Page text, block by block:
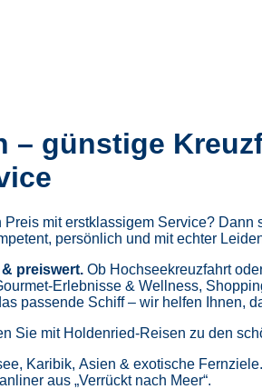
– günstige
mit erstklassigem Service?
persönlich und mit echter
preiswert. Ob Hochseekreuzfahrt
Erlebnisse & Wellness,
passende Schiff – wir helfen Ihnen,
Sie mit Holdenried-Reisen zu den
Karibik, Asien & exotische Fernziele.
aus „Verrückt nach Meer“.